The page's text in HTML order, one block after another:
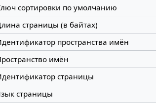
сортировки по умолчанию
страницы (в байтах)
пространства имён
имён
страницы
страницы